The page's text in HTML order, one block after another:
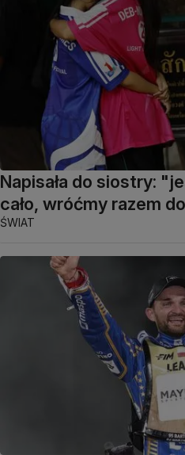
Napisała do siostry:
cało, wróćmy razem
ŚWIAT